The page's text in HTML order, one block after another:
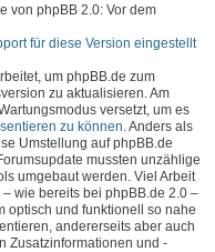
von phpBB 2.0: Vor dem
für diese Version eingestellt
um phpBB.de zum
zu aktualisieren. Am
versetzt, um es
zu können. Anders als
Umstellung auf phpBB.de
mussten unzählige
umgebaut werden. Viel Arbeit
wie bereits bei phpBB.de 2.0 –
optisch und funktionell so nahe
andererseits aber auch
Zusatzinformationen und -